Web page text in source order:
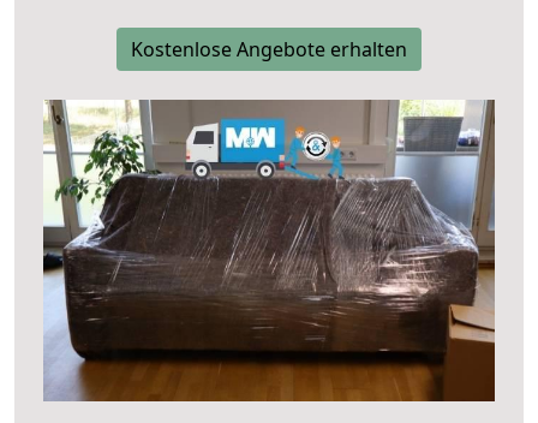
Kostenlose Angebote erhalten